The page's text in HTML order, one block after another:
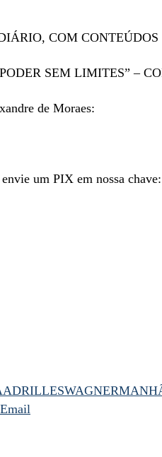
COM
SEM LIMITES” –
de Moraes:
um PIX em nossa
Email